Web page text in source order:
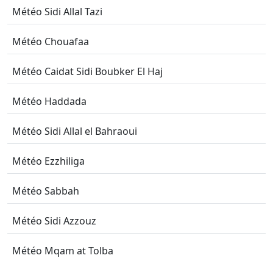
Météo Sidi Allal Tazi
Météo Chouafaa
Météo Caidat Sidi Boubker El Haj
Météo Haddada
Météo Sidi Allal el Bahraoui
Météo Ezzhiliga
Météo Sabbah
Météo Sidi Azzouz
Météo Mqam at Tolba